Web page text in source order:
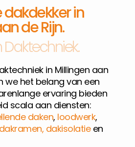
dakdekker in
de Rijn.
in Millingen aan
we het belang van een
ervaring bieden
scala aan diensten:
daken, loodwerk,
dakramen, dakisolatieen